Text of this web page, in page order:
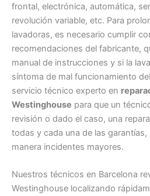
frontal, electrónica, automática,
revolución variable, etc. Para
lavadoras, es necesario cumplir
recomendaciones del fabricante,
manual de instrucciones y si la
síntoma de mal funcionamiento
servicio técnico experto en
Westinghouse para que un
revisión o dado el caso, una
todas y cada una de las garantías,
manera incidentes mayores.
Nuestros técnicos en Barcelona
Westinghouse localizando